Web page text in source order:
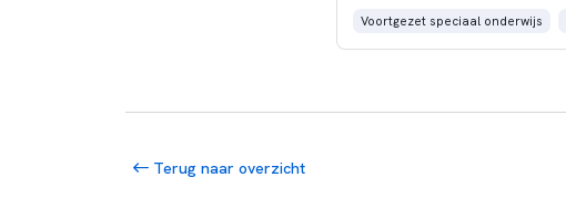
Voortgezet speciaal onderwijs
Terug naar overzicht